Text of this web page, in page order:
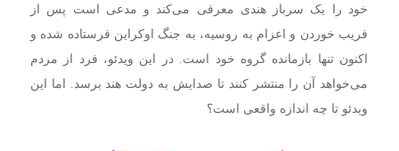
خود را یک سرباز هندی معرفی می‌کند و مدعی است پس از
فریب خوردن و اعزام به روسیه، به جنگ اوکراین فرستاده شده و
اکنون تنها بازمانده گروه خود است. در این ویدئو، فرد از مردم
می‌خواهد آن را منتشر کنند تا صدایش به دولت هند برسد. اما این
ویدئو تا چه اندازه واقعی است؟